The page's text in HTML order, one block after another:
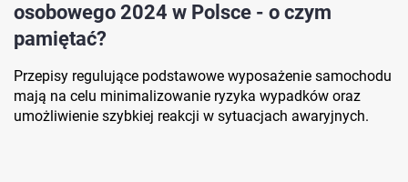
osobowego 2024 w Polsce - o czym
pamiętać?
Przepisy regulujące podstawowe wyposażenie samochodu
mają na celu minimalizowanie ryzyka wypadków oraz
umożliwienie szybkiej reakcji w sytuacjach awaryjnych.